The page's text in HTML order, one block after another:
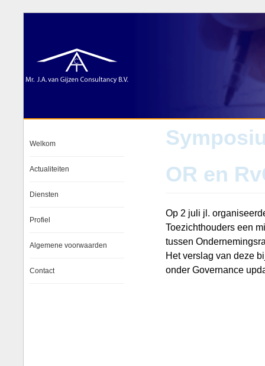
Welkom
Actualiteiten
Diensten
Profiel
Algemene voorwaarden
Contact
OR en
Op 2 juli jl.
Toezichthouders een
tussen
Het verslag van deze
onder Governance